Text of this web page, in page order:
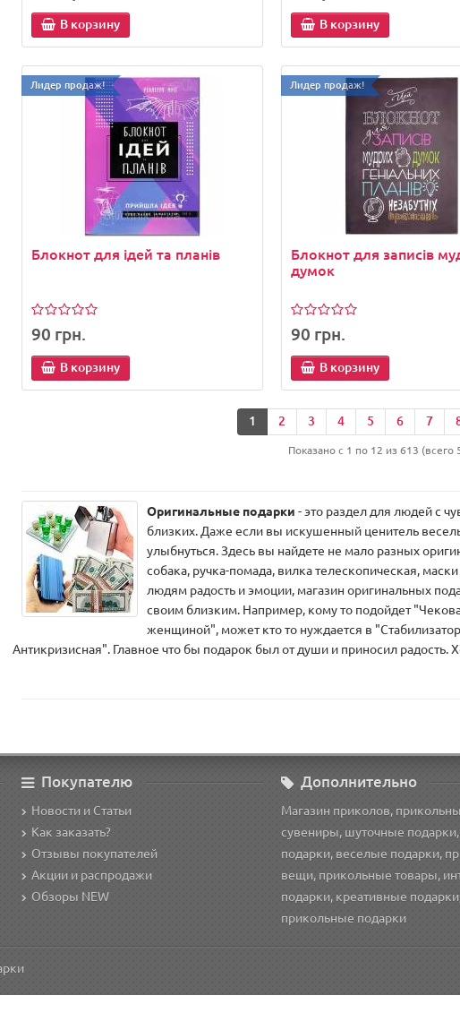
В корзину В корзину
Лидер продаж!
Блокнот для ідей та планів
90 грн.
В корзину
Лидер продаж!
Блокнот для записів
думок
90 грн.
В корзину
1 2 3 4 5 6 7
Показано с 1 по 12 из 613 (всего
Оригинальные подарки - это раздел для людей с
близких. Даже если вы искушенный ценитель
улыбнуться. Здесь вы найдете не мало разных
собака, ручка-помада, вилка телескопическая,
людям радость и эмоции, магазин оригинальных
своим близким. Например, кому то подойдет
женщиной", может кто то нуждается в
Антикризисная". Главное что бы подарок был от души и приносил радость.
Покупателю
Новости и Статьи
Как заказать?
Отзывы покупателей
Акции и распродажи
Обзоры NEW
Дополнительно
Магазин приколов,
сувениры, шуточные
подарки, веселые подарки,
вещи, прикольные товары,
подарки, креативные
прикольные подарки